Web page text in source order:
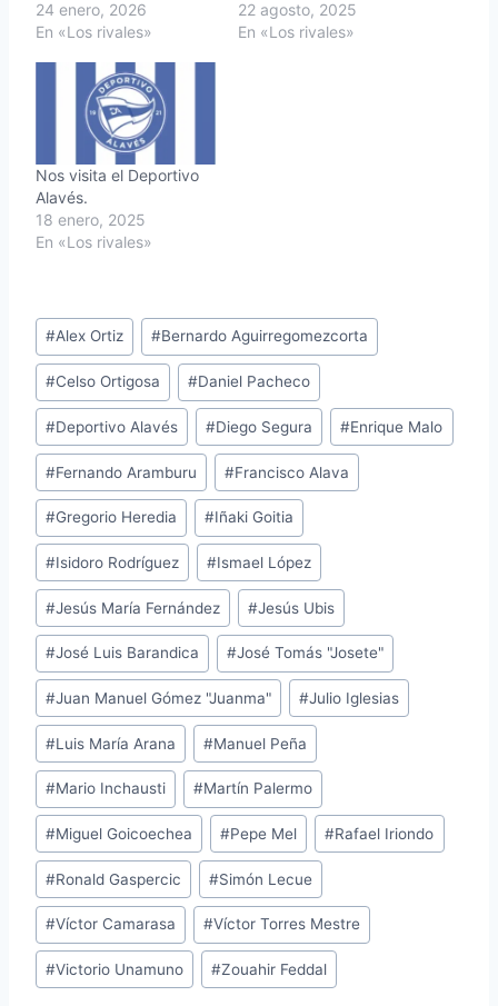
24 enero, 2026
En «Los rivales»
22 agosto, 2025
En «Los rivales»
Nos visita el Deportivo
Alavés.
18 enero, 2025
En «Los rivales»
Etiquetas
de
la
entrada:
#Alex Ortiz #Bernardo Aguirregomezcorta
#Celso Ortigosa #Daniel Pacheco
#Deportivo Alavés #Diego Segura #Enrique Malo
#Fernando Aramburu #Francisco Alava
#Gregorio Heredia #Iñaki Goitia
#Isidoro Rodríguez #Ismael López
#Jesús María Fernández #Jesús Ubis
#José Luis Barandica #José Tomás "Josete"
#Juan Manuel Gómez "Juanma" #Julio Iglesias
#Luis María Arana #Manuel Peña
#Mario Inchausti #Martín Palermo
#Miguel Goicoechea #Pepe Mel #Rafael Iriondo
#Ronald Gaspercic #Simón Lecue
#Víctor Camarasa #Víctor Torres Mestre
#Victorio Unamuno #Zouahir Feddal